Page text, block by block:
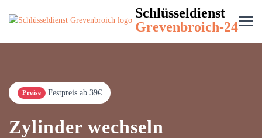
Schlüsseldienst
Grevenbroich-24
Preise Festpreis ab 39€
Zylinder wechseln